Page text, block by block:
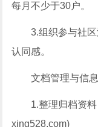
每月不少于30户。
3.组织参与社
认同感。
文档管理与信息
1.整理归档资
xing528.com)